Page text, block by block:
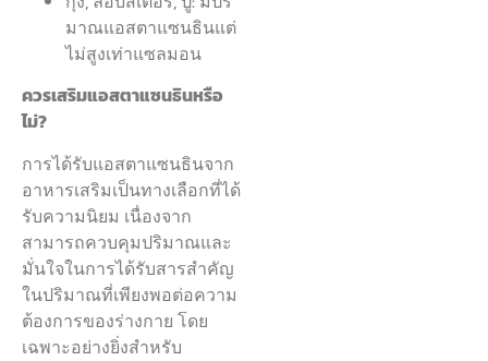
มาณแอสตาแซนธินแต่
ไม่สูงเท่าแซลมอน
ควรเสริมแอสตาแซนธินหรือ
ไม่?
การได้รับแอสตาแซนธินจาก
อาหารเสริมเป็นทางเลือกที่ได้
รับความนิยม เนื่องจาก
สามารถควบคุมปริมาณและ
มั่นใจในการได้รับสารสำคัญ
ในปริมาณที่เพียงพอต่อความ
ต้องการของร่างกาย โดย
เฉพาะอย่างยิ่งสำหรับ